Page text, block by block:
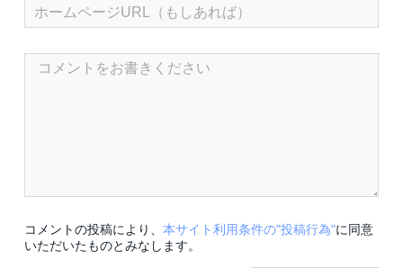
コメントの投稿により、 本サイト利用条件の"投稿行為"に同意
いただいたものとみなします。